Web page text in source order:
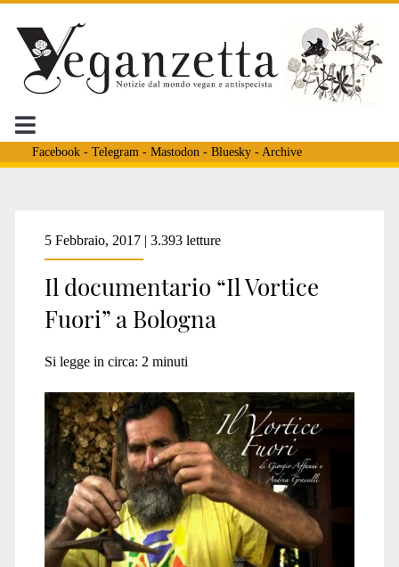
Facebook- Telegram - Mastodon - Bluesky- Archive
Tag:
<span>il
vortice
fuori</span>
5 Febbraio, 2017 | 3.393 letture
Il documentario “Il Vortice
Fuori” a Bologna
Si legge in circa: 2 minuti